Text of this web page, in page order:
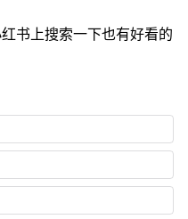
红书上搜索一下也有好看的